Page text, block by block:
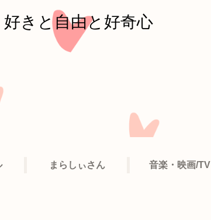
好きと自由と好奇心
まらしぃさん 音楽・映画/TV